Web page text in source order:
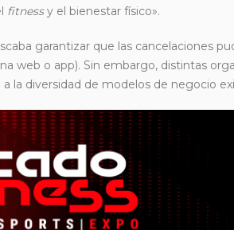
fitnessy el bienestar físico».
garantizar que las cancelaciones
web o app). Sin embargo, distintas
la diversidad de modelos de negocio